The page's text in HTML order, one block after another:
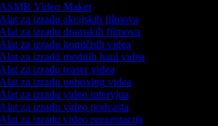
Video Maker
za izradu akcijskih filmova
za izradu dramskih filmova
za izradu komičnih videa
za izradu modnih haul videa
za izradu teaser videa
za izradu unboxing videa
za izradu video intervjua
za izradu video podcasta
za izradu video prezentacija